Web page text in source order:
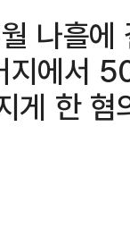
나흘에
지에서
게 한 혐